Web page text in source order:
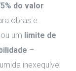
do valor
obras e
um limite de
–
inexequível